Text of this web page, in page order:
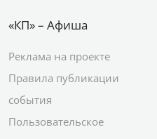
«КП» – Афиша
Реклама на проекте
Правила публикации
события
Пользовательское